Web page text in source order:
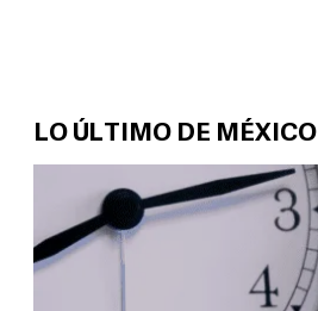
LO ÚLTIMO DE MÉXICO